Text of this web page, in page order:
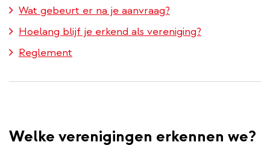
Wat gebeurt er na je aanvraag?
Hoelang blijf je erkend als vereniging?
Reglement
Welke verenigingen erkennen we?